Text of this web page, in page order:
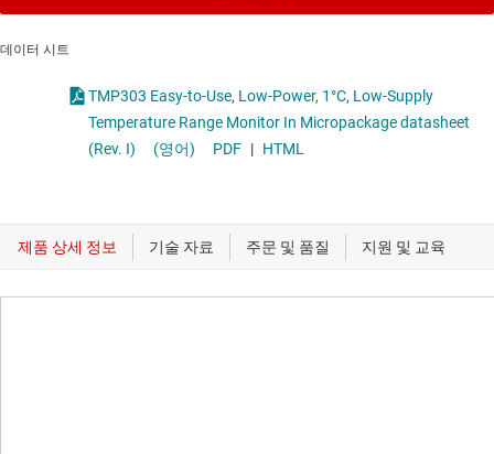
데이터 시트
TMP303 Easy-to-Use, Low-Power, 1°C, Low-Supply
Temperature Range Monitor In Micropackage datasheet
(Rev. I)
(영어) PDF | HTML